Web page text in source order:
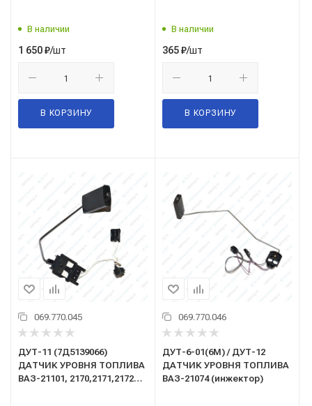
В наличии
1 650₽/шт
В КОРЗИНУ
В наличии
365₽/шт
В КОРЗИНУ
069.770.045
ДУТ-11 (7Д5139066)
ДАТЧИК УРОВНЯ ТОПЛИВА
ВАЗ-21101, 2170,2171,2172
069.770.046
ДУТ-6-01(6М) / ДУТ-12
ДАТЧИК УРОВНЯ ТОПЛИВА
ВАЗ-21074 (инжектор)